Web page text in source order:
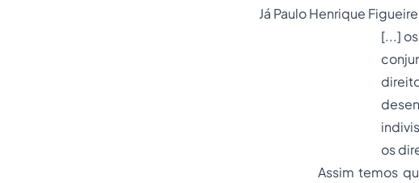
Já Paulo Henrique
[...]
os
Assim temos que